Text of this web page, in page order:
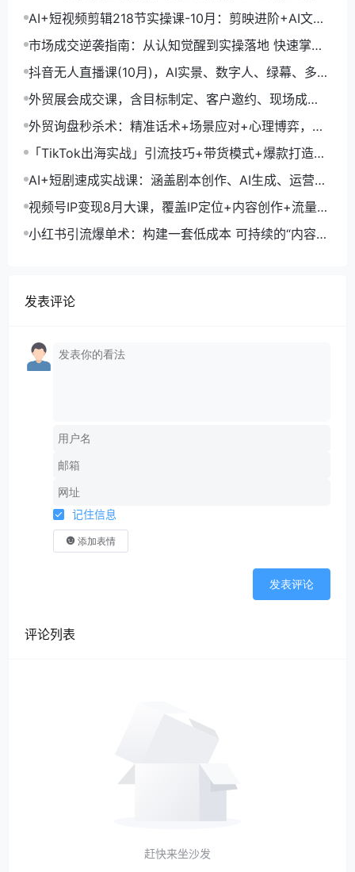
+剪映数字人，月入1.5万
AI+短视频剪辑218节实操课-10月：剪映进阶+AI文案
生成+账号运营，月入2万
市场成交逆袭指南：从认知觉醒到实操落地 快速掌握
市场开拓与成交核心能力
抖音无人直播课(10月)，AI实景、数字人、绿幕、多种
玩法、24小时自动盈利
外贸展会成交课，含目标制定、客户邀约、现场成
交，系统化SOP提升参展ROI
外贸询盘秒杀术：精准话术+场景应对+心理博弈，单
月询盘转化率提升200%
「TikTok出海实战」引流技巧+带货模式+爆款打造，
单月变现10万+秘籍
AI+短剧速成实战课：涵盖剧本创作、AI生成、运营变
现，单部剧收益破万
视频号IP变现8月大课，覆盖IP定位+内容创作+流量获
取+合规运营+商业转化
小红书引流爆单术：构建一套低成本 可持续的“内容-
发表评论
记住信息
添加表情
发表评论
评论列表
赶快来坐沙发